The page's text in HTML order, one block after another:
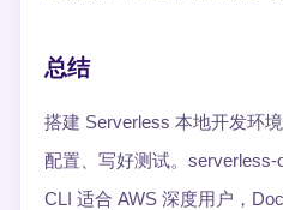
总结
搭建 Serverless 本地开发环
配置、写好测试。
CLI 适合 AWS 深度用户，